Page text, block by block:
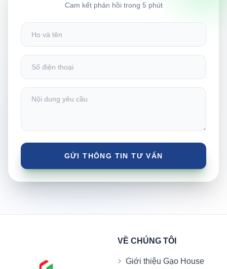
Cam kết phản hồi trong 5 phút
VỀ CHÚNG TÔI
Giới thiệu Gạo House